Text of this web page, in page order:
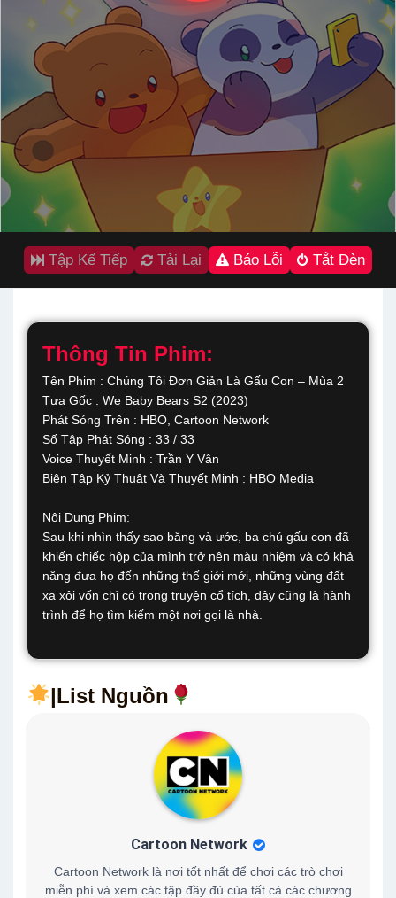
Tập Kế Tiếp Tải Lại Báo Lỗi Tắt Đèn
Thông Tin Phim:
Tên Phim : Chúng Tôi Đơn Giản Là Gấu Con – Mùa 2
Tựa Gốc : We Baby Bears S2 (2023)
Phát Sóng Trên : HBO, Cartoon Network
Số Tập Phát Sóng : 33 / 33
Voice Thuyết Minh : Trần Y Vân
Biên Tập Kỷ Thuật Và Thuyết Minh : HBO Media
Nội Dung Phim:
Sau khi nhìn thấy sao băng và ước, ba chú gấu con đã
khiến chiếc hộp của mình trở nên màu nhiệm và có khả
năng đưa họ đến những thế giới mới, những vùng đất
xa xôi vốn chỉ có trong truyện cổ tích, đây cũng là hành
trình để họ tìm kiếm một nơi gọi là nhà.
|List Nguồn
Cartoon Network
Cartoon Network là nơi tốt nhất để chơi các trò chơi
miễn phí và xem các tập đầy đủ của tất cả các chương